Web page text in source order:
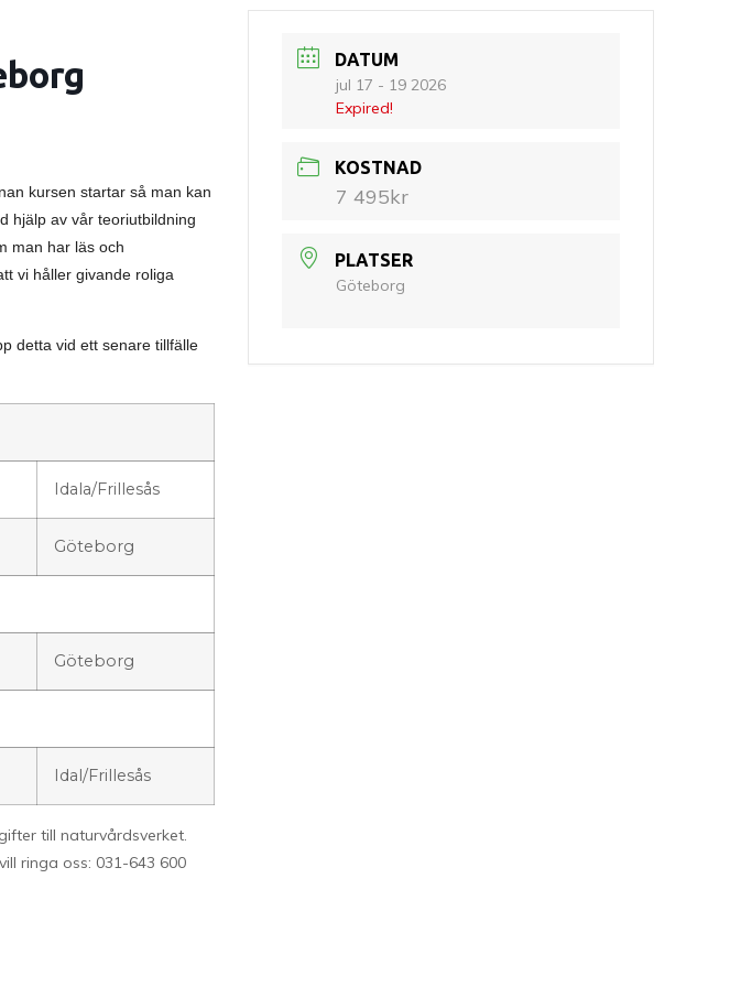
kursen startar så man kan
hjälp av vår teoriutbildning
man har läs och
vi håller givande roliga
detta vid ett senare tillfälle
Idala/Frillesås
Göteborg
Göteborg
Idal/Frillesås
till naturvårdsverket.
ringa oss: 031-643 600
DATUM
jul 17 - 19 2026
Expired!
KOSTNAD
7 495kr
PLATSER
Göteborg